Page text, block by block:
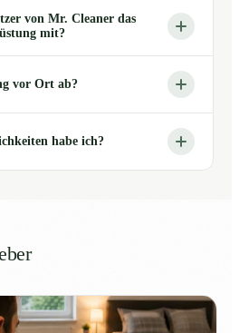
von Mr. Cleaner das
mit?
vor Ort ab?
habe ich?